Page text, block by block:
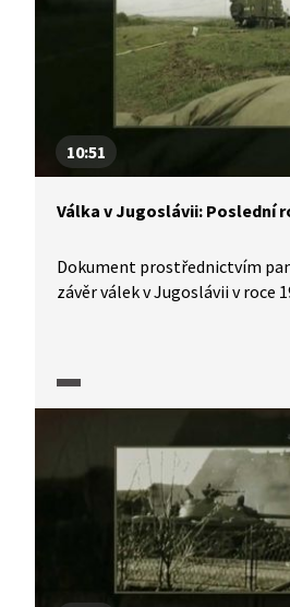
10:51
Válka v Jugoslávii: Poslední
Dokument prostřednictvím
závěr válek v Jugoslávii v roce